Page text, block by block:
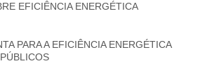
EFICIÊNCIA ENERGÉTICA
PARA A EFICIÊNCIA ENERGÉTICA